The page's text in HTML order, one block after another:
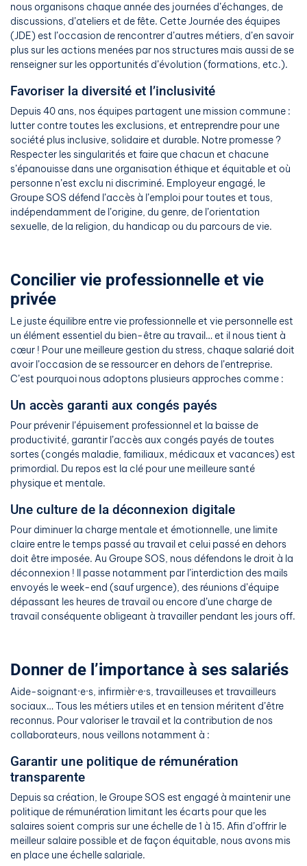
nous organisons chaque année des journées d’échanges, de
discussions, d’ateliers et de fête. Cette Journée des équipes
(JDE) est l’occasion de rencontrer d’autres métiers, d’en savoir
plus sur les actions menées par nos structures mais aussi de se
renseigner sur les opportunités d’évolution (formations, etc.).
Favoriser la diversité et l’inclusivité
Depuis 40 ans, nos équipes partagent une mission commune :
lutter contre toutes les exclusions, et entreprendre pour une
société plus inclusive, solidaire et durable. Notre promesse ?
Respecter les singularités et faire que chacun et chacune
s’épanouisse dans une organisation éthique et équitable et où
personne n’est exclu ni discriminé. Employeur engagé, le
Groupe SOS défend l’accès à l’emploi pour toutes et tous,
indépendamment de l’origine, du genre, de l’orientation
sexuelle, de la religion, du handicap ou du parcours de vie.
Concilier vie professionnelle et vie
privée
Le juste équilibre entre vie professionnelle et vie personnelle est
un élément essentiel du bien-être au travail… et il nous tient à
cœur ! Pour une meilleure gestion du stress, chaque salarié doit
avoir l’occasion de se ressourcer en dehors de l’entreprise.
C’est pourquoi nous adoptons plusieurs approches comme :
Un accès garanti aux congés payés
Pour prévenir l’épuisement professionnel et la baisse de
productivité, garantir l’accès aux congés payés de toutes
sortes (congés maladie, familiaux, médicaux et vacances) est
primordial. Du repos est la clé pour une meilleure santé
physique et mentale.
Une culture de la déconnexion digitale
Pour diminuer la charge mentale et émotionnelle, une limite
claire entre le temps passé au travail et celui passé en dehors
doit être imposée. Au Groupe SOS, nous défendons le droit à la
déconnexion ! Il passe notamment par l’interdiction des mails
envoyés le week-end (sauf urgence), des réunions d’équipe
dépassant les heures de travail ou encore d’une charge de
travail conséquente obligeant à travailler pendant les jours off.
Donner de l’importance à ses salariés
Aide-soignant·e·s, infirmièr·e·s, travailleuses et travailleurs
sociaux… Tous les métiers utiles et en tension méritent d’être
reconnus. Pour valoriser le travail et la contribution de nos
collaborateurs, nous veillons notamment à :
Garantir une politique de rémunération
transparente
Depuis sa création, le Groupe SOS est engagé à maintenir une
politique de rémunération limitant les écarts pour que les
salaires soient compris sur une échelle de 1 à 15. Afin d’offrir le
meilleur salaire possible et de façon équitable, nous avons mis
en place une échelle salariale.